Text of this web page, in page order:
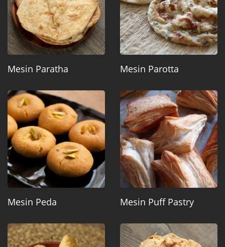
Mesin Paratha Mesin Parotta
Mesin Peda Mesin Puff Pastry